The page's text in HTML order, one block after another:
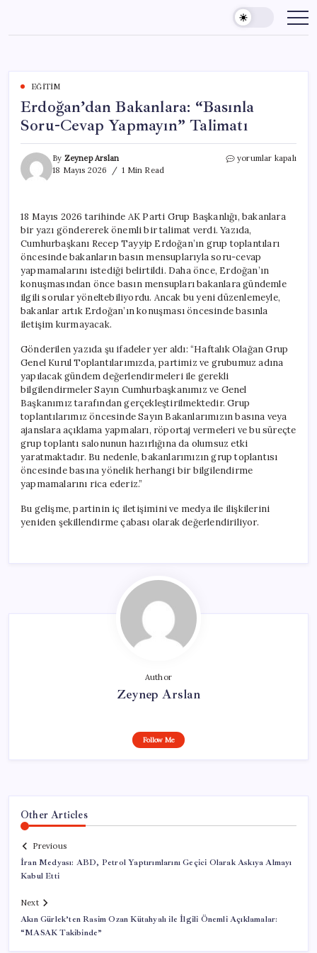
content
EĞITIM
Erdoğan’dan Bakanlara: “Basınla
Soru-Cevap Yapmayın” Talimatı
By Zeynep Arslan
18 Mayıs 2026
1 Min Read
Erdoğan’dan
Yapmayın”
Talimatı
için
yorumlar kapalı
18 Mayıs 2026 tarihinde AK Parti Grup Başkanlığı, bakanlara
bir yazı göndererek önemli bir talimat verdi. Yazıda,
Cumhurbaşkanı Recep Tayyip Erdoğan’ın grup toplantıları
öncesinde bakanların basın mensuplarıyla soru-cevap
yapmamalarını istediği belirtildi. Daha önce, Erdoğan’ın
konuşmasından önce basın mensupları bakanlara gündemle
ilgili sorular yöneltebiliyordu. Ancak bu yeni düzenlemeyle,
bakanlar artık Erdoğan’ın konuşması öncesinde basınla
iletişim kurmayacak.
Gönderilen yazıda şu ifadeler yer aldı: “Haftalık Olağan Grup
Genel Kurul Toplantılarımızda, partimiz ve grubumuz adına
yapılacak gündem değerlendirmeleri ile gerekli
bilgilendirmeler Sayın Cumhurbaşkanımız ve Genel
Başkanımız tarafından gerçekleştirilmektedir. Grup
toplantılarımız öncesinde Sayın Bakanlarımızın basına veya
ajanslara açıklama yapmaları, röportaj vermeleri ve bu süreçte
grup toplantı salonunun hazırlığına da olumsuz etki
yaratmaktadır. Bu nedenle, bakanlarımızın grup toplantısı
öncesinde basına yönelik herhangi bir bilgilendirme
yapmamalarını rica ederiz.”
Bu gelişme, partinin iç iletişimini ve medya ile ilişkilerini
yeniden şekillendirme çabası olarak değerlendiriliyor.
Author
Zeynep Arslan
Follow Me
Other Articles
Previous
İran Medyası: ABD, Petrol Yaptırımlarını Geçici Olarak Askıya Almayı
Kabul Etti
Next
Akın Gürlek’ten Rasim Ozan Kütahyalı ile İlgili Önemli Açıklamalar:
“MASAK Takibinde”